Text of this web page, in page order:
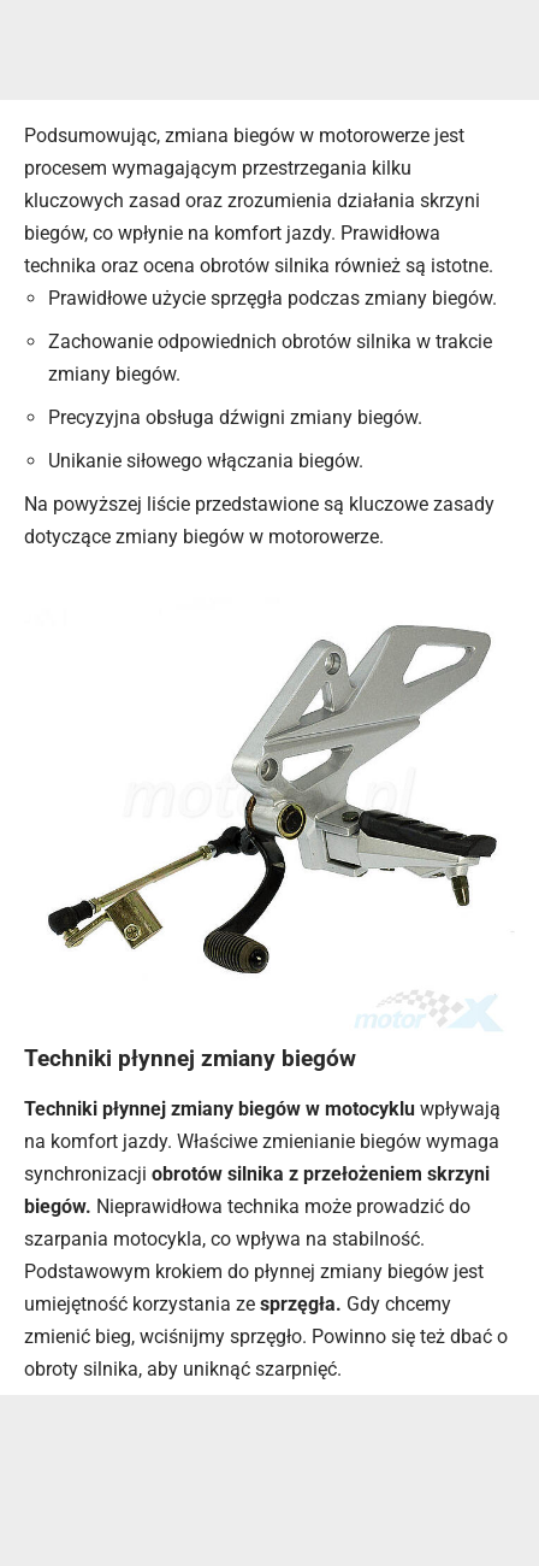
Podsumowując, zmiana biegów w motorowerze jest
procesem wymagającym przestrzegania kilku
kluczowych zasad oraz zrozumienia działania skrzyni
biegów, co wpłynie na komfort jazdy. Prawidłowa
technika oraz ocena obrotów silnika również są istotne.
Prawidłowe użycie sprzęgła podczas zmiany biegów.
Zachowanie odpowiednich obrotów silnika w trakcie
zmiany biegów.
Precyzyjna obsługa dźwigni zmiany biegów.
Unikanie siłowego włączania biegów.
Na powyższej liście przedstawione są kluczowe zasady
dotyczące zmiany biegów w motorowerze.
Techniki płynnej zmiany biegów
Techniki płynnej zmiany biegów w motocyklu wpływają
na komfort jazdy. Właściwe zmienianie biegów wymaga
synchronizacji obrotów silnika z przełożeniem skrzyni
biegów. Nieprawidłowa technika może prowadzić do
szarpania motocykla, co wpływa na stabilność.
Podstawowym krokiem do płynnej zmiany biegów jest
umiejętność korzystania ze sprzęgła. Gdy chcemy
zmienić bieg, wciśnijmy sprzęgło. Powinno się też dbać o
obroty silnika, aby uniknąć szarpnięć.